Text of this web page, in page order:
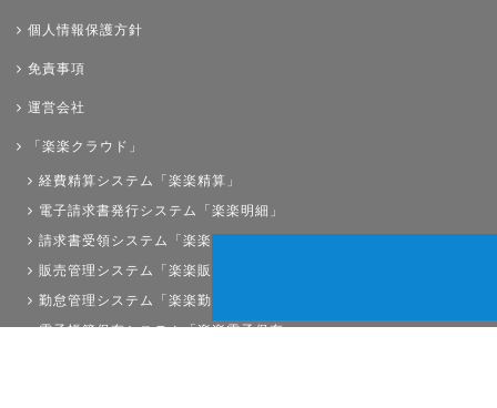
個人情報保護方針
免責事項
運営会社
「楽楽クラウド」
経費精算システム「楽楽精算」
電子請求書発行システム「楽楽明細」
請求書受領システム「楽楽請求」
販売管理システム「楽楽販売」
勤怠管理システム「楽楽勤怠」
電子帳簿保存システム「楽楽電子保存」